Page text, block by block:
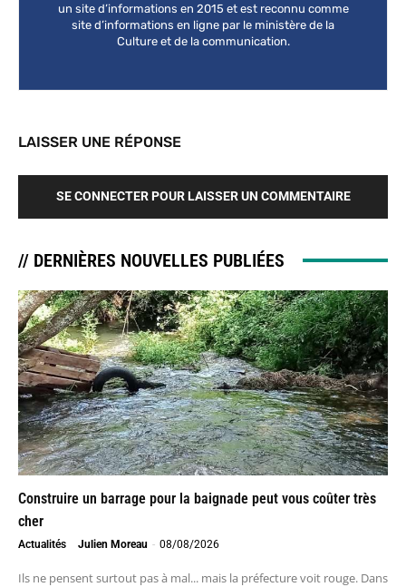
un site d’informations en 2015 et est reconnu comme
site d’informations en ligne par le ministère de la
Culture et de la communication.
LAISSER UNE RÉPONSE
SE CONNECTER POUR LAISSER UN COMMENTAIRE
// DERNIÈRES NOUVELLES PUBLIÉES
Construire un barrage pour la baignade peut vous coûter très
cher
Actualités Julien Moreau - 08/08/2026
Ils ne pensent surtout pas à mal... mais la préfecture voit rouge. Dans